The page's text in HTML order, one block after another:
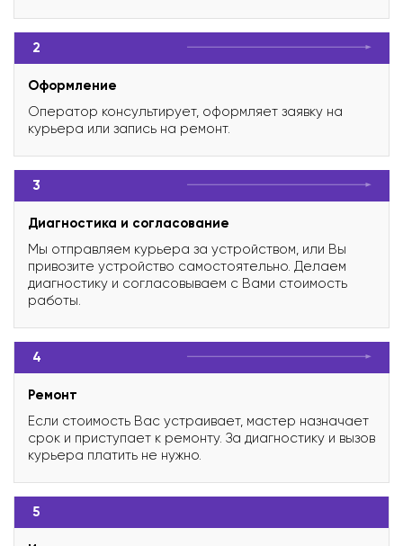
2
Оформление
Оператор консультирует, оформляет заявку на
курьера или запись на ремонт.
3
Диагностика и согласование
Мы отправляем курьера за устройством, или Вы
привозите устройство самостоятельно. Делаем
диагностику и согласовываем с Вами стоимость
работы.
4
Ремонт
Если стоимость Вас устраивает, мастер назначает
срок и приступает к ремонту. За диагностику и вызов
курьера платить не нужно.
5